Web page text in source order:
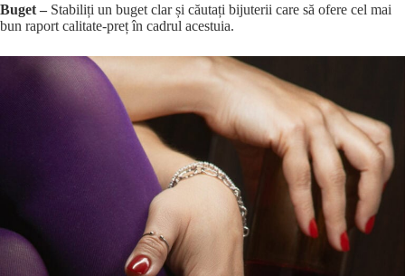
Buget – Stabiliți un buget clar și căutați bijuterii care să ofere cel mai
bun raport calitate-preț în cadrul acestuia.